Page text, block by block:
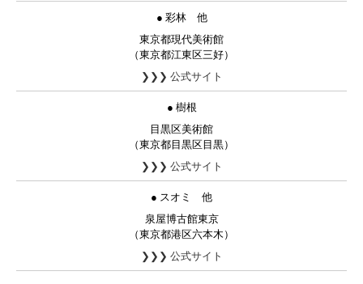
● 彩林 他
東京都現代美術館
（東京都江東区三好）
❯❯❯ 公式サイト
● 樹根
目黒区美術館
（東京都目黒区目黒）
❯❯❯ 公式サイト
● スオミ 他
泉屋博古館東京
（東京都港区六本木）
❯❯❯ 公式サイト